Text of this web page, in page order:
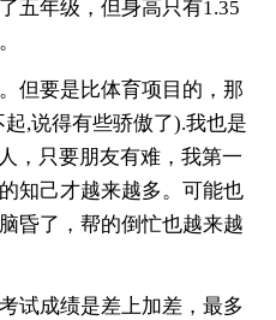
五年级，但身高只有1.35
但要是比体育项目的，那
,说得有些骄傲了).我也是
，只要朋友有难，我第一
知己才越来越多。可能也
昏了，帮的倒忙也越来越
试成绩是差上加差，最多